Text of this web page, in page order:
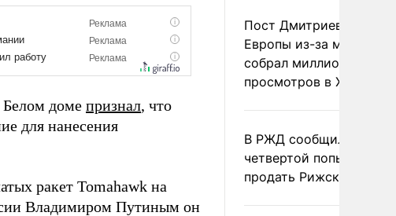
доме признал, что
для нанесения
ракет Tomahawk на
Владимиром Путиным он
Пост Дмитриева о
Европы из-за
собрал миллион
просмотров в X
В РЖД сообщили о
четвертой попытке
продать Рижский